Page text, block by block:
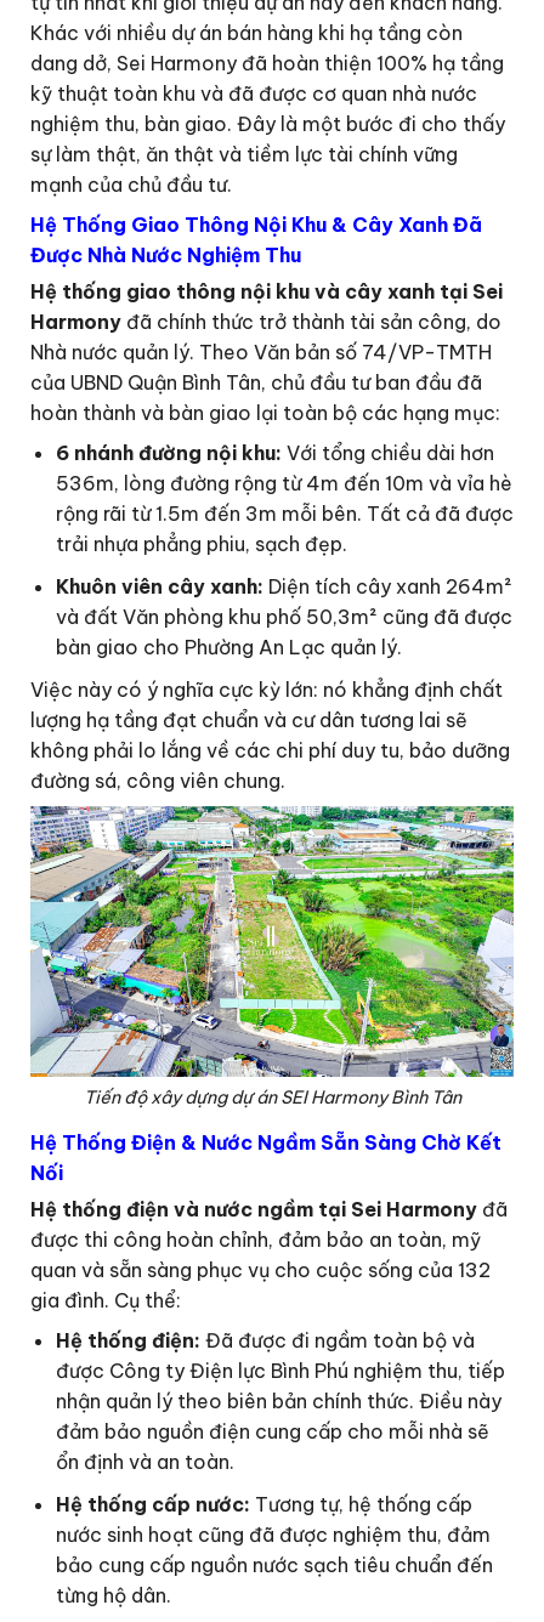
Khác với nhiều dự án bán hàng khi hạ tầng còn
dang dở, Sei Harmony đã hoàn thiện 100% hạ tầng
kỹ thuật toàn khu và đã được cơ quan nhà nước
nghiệm thu, bàn giao. Đây là một bước đi cho thấy
sự làm thật, ăn thật và tiềm lực tài chính vững
mạnh của chủ đầu tư.
Hệ Thống Giao Thông Nội Khu & Cây Xanh Đã
Được Nhà Nước Nghiệm Thu
Hệ thống giao thông nội khu và cây xanh tại Sei
Harmony đã chính thức trở thành tài sản công, do
Nhà nước quản lý. Theo Văn bản số 74/VP-TMTH
của UBND Quận Bình Tân, chủ đầu tư ban đầu đã
hoàn thành và bàn giao lại toàn bộ các hạng mục:
6 nhánh đường nội khu: Với tổng chiều dài hơn
536m, lòng đường rộng từ 4m đến 10m và vỉa hè
rộng rãi từ 1.5m đến 3m mỗi bên. Tất cả đã được
trải nhựa phẳng phiu, sạch đẹp.
Khuôn viên cây xanh: Diện tích cây xanh 264m²
và đất Văn phòng khu phố 50,3m² cũng đã được
bàn giao cho Phường An Lạc quản lý.
Việc này có ý nghĩa cực kỳ lớn: nó khẳng định chất
lượng hạ tầng đạt chuẩn và cư dân tương lai sẽ
không phải lo lắng về các chi phí duy tu, bảo dưỡng
đường sá, công viên chung.
Tiến độ xây dựng dự án SEI Harmony Bình Tân
Hệ Thống Điện & Nước Ngầm Sẵn Sàng Chờ Kết
Nối
Hệ thống điện và nước ngầm tại Sei Harmony đã
được thi công hoàn chỉnh, đảm bảo an toàn, mỹ
quan và sẵn sàng phục vụ cho cuộc sống của 132
gia đình. Cụ thể:
Hệ thống điện: Đã được đi ngầm toàn bộ và
được Công ty Điện lực Bình Phú nghiệm thu, tiếp
nhận quản lý theo biên bản chính thức. Điều này
đảm bảo nguồn điện cung cấp cho mỗi nhà sẽ
ổn định và an toàn.
Hệ thống cấp nước: Tương tự, hệ thống cấp
nước sinh hoạt cũng đã được nghiệm thu, đảm
bảo cung cấp nguồn nước sạch tiêu chuẩn đến
từng hộ dân.